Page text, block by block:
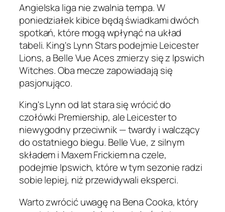
Angielska liga nie zwalnia tempa. W
poniedziałek kibice będą świadkami dwóch
spotkań, które mogą wpłynąć na układ
tabeli. King's Lynn Stars podejmie Leicester
Lions, a Belle Vue Aces zmierzy się z Ipswich
Witches. Oba mecze zapowiadają się
pasjonująco.
King's Lynn od lat stara się wrócić do
czołówki Premiership, ale Leicester to
niewygodny przeciwnik — twardy i walczący
do ostatniego biegu. Belle Vue, z silnym
składem i Maxem Frickiem na czele,
podejmie Ipswich, które w tym sezonie radzi
sobie lepiej, niż przewidywali eksperci.
Warto zwrócić uwagę na Bena Cooka, który